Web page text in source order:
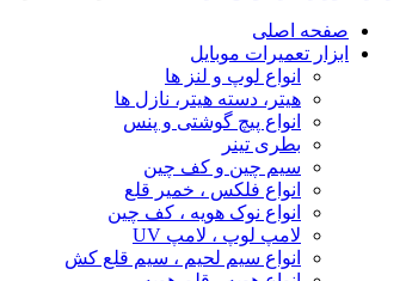
صفحه اصلی
ابزار تعمیرات موبایل
انواع لوپ و لنز ها
هیتر، دسته هیتر، نازل ها
انواع پیچ‌ گوشتی و پنس
بطری تینر
سیم چین و کف چین
انواع فلکس ، خمیر قلع
انواع نوک هویه ، کف چین
لامپ لوپ ، لامپ UV
انواع سیم لحیم ، سیم قلع کش